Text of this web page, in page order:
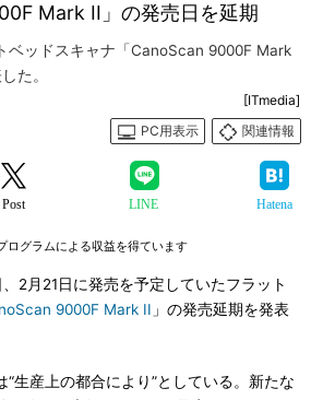
Mark II」の発売日を延期
ベッドスキャナ「CanoScan 9000F Mark
た。
[ITmedia]
PC用表示
関連情報
Post LINE Hatena
ログラムによる収益を得ています
2月21日に発売を予定していたフラット
9000F Mark II 」の発売延期を発表
生産上の都合により”としている。新たな